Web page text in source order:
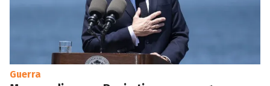
Guerra